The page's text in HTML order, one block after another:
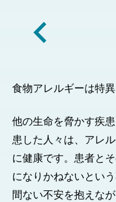
食物アレルギーは特
他の生命を脅かす疾
患した人々は、アレ
に健康です。患者と
になりかねないとい
間ない不安を抱えな